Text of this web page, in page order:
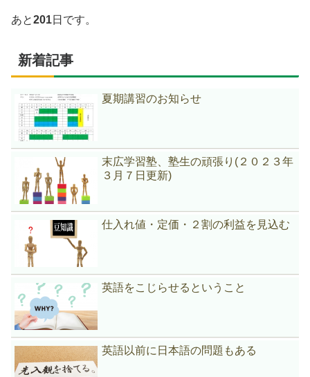
あと201日です。
新着記事
夏期講習のお知らせ
末広学習塾、塾生の頑張り(２０２３年
３月７日更新)
仕入れ値・定価・２割の利益を見込む
英語をこじらせるということ
英語以前に日本語の問題もある